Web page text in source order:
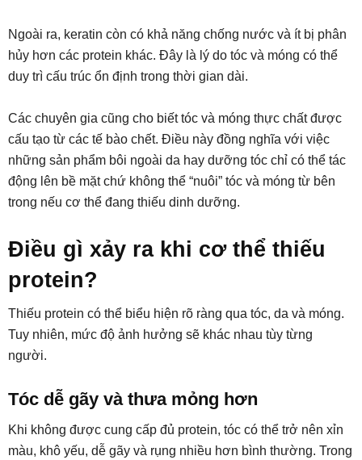
Ngoài ra, keratin còn có khả năng chống nước và ít bị phân
hủy hơn các protein khác. Đây là lý do tóc và móng có thể
duy trì cấu trúc ổn định trong thời gian dài.
Các chuyên gia cũng cho biết tóc và móng thực chất được
cấu tạo từ các tế bào chết. Điều này đồng nghĩa với việc
những sản phẩm bôi ngoài da hay dưỡng tóc chỉ có thể tác
động lên bề mặt chứ không thể “nuôi” tóc và móng từ bên
trong nếu cơ thể đang thiếu dinh dưỡng.
Điều gì xảy ra khi cơ thể thiếu
protein?
Thiếu protein có thể biểu hiện rõ ràng qua tóc, da và móng.
Tuy nhiên, mức độ ảnh hưởng sẽ khác nhau tùy từng
người.
Tóc dễ gãy và thưa mỏng hơn
Khi không được cung cấp đủ protein, tóc có thể trở nên xỉn
màu, khô yếu, dễ gãy và rụng nhiều hơn bình thường. Trong